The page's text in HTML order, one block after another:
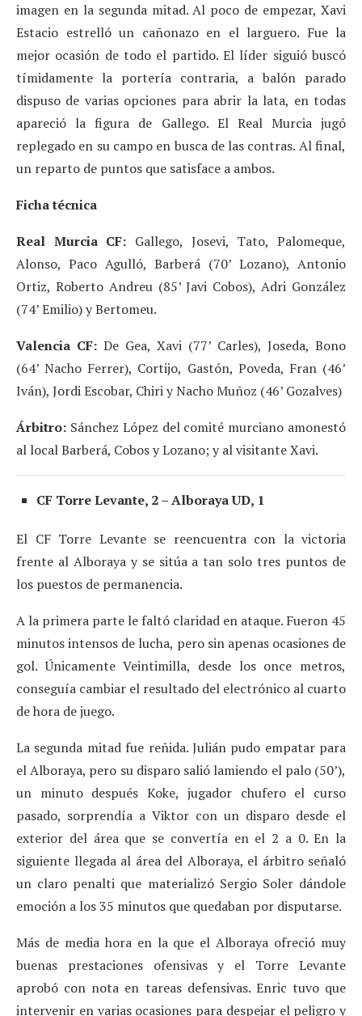
imagen en la segunda mitad. Al poco de empezar, Xavi
Estacio estrelló un cañonazo en el larguero. Fue la
mejor ocasión de todo el partido. El líder siguió buscó
tímidamente la portería contraria, a balón parado
dispuso de varias opciones para abrir la lata, en todas
apareció la figura de Gallego. El Real Murcia jugó
replegado en su campo en busca de las contras. Al final,
un reparto de puntos que satisface a ambos.
Ficha técnica
Real Murcia CF: Gallego, Josevi, Tato, Palomeque,
Alonso, Paco Agulló, Barberá (70’ Lozano), Antonio
Ortiz, Roberto Andreu (85’ Javi Cobos), Adri González
(74’ Emilio) y Bertomeu.
Valencia CF: De Gea, Xavi (77’ Carles), Joseda, Bono
(64’ Nacho Ferrer), Cortijo, Gastón, Poveda, Fran (46’
Iván), Jordi Escobar, Chiri y Nacho Muñoz (46’ Gozalves)
Árbitro: Sánchez López del comité murciano amonestó
al local Barberá, Cobos y Lozano; y al visitante Xavi.
CF Torre Levante, 2 – Alboraya UD, 1
El CF Torre Levante se reencuentra con la victoria
frente al Alboraya y se sitúa a tan solo tres puntos de
los puestos de permanencia.
A la primera parte le faltó claridad en ataque. Fueron 45
minutos intensos de lucha, pero sin apenas ocasiones de
gol. Únicamente Veintimilla, desde los once metros,
conseguía cambiar el resultado del electrónico al cuarto
de hora de juego.
La segunda mitad fue reñida. Julián pudo empatar para
el Alboraya, pero su disparo salió lamiendo el palo (50’),
un minuto después Koke, jugador chufero el curso
pasado, sorprendía a Viktor con un disparo desde el
exterior del área que se convertía en el 2 a 0. En la
siguiente llegada al área del Alboraya, el árbitro señaló
un claro penalti que materializó Sergio Soler dándole
emoción a los 35 minutos que quedaban por disputarse.
Más de media hora en la que el Alboraya ofreció muy
buenas prestaciones ofensivas y el Torre Levante
aprobó con nota en tareas defensivas. Enric tuvo que
intervenir en varias ocasiones para despejar el peligro y